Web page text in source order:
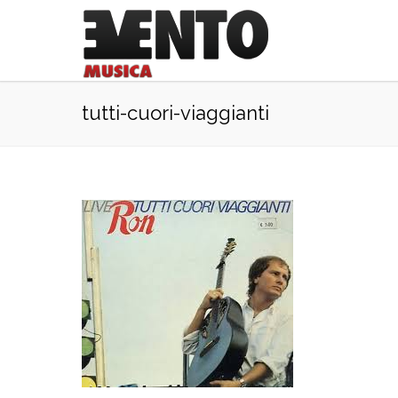
tutti-cuori-viaggianti